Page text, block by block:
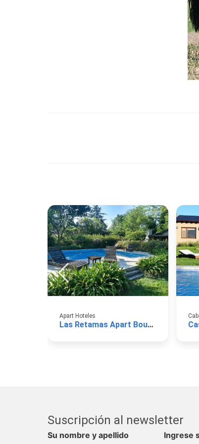
Apart Hoteles
Las Retamas Apart Boutique
Suscripción al newsletter
Su nombre y apellido Ingrese